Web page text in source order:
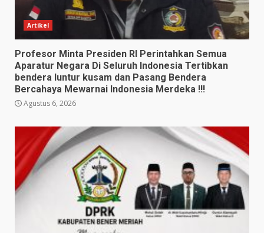
Artikel
Profesor Minta Presiden RI Perintahkan Semua
Aparatur Negara Di Seluruh Indonesia Tertibkan
bendera luntur kusam dan Pasang Bendera
Bercahaya Mewarnai Indonesia Merdeka !!!
Agustus 6, 2026